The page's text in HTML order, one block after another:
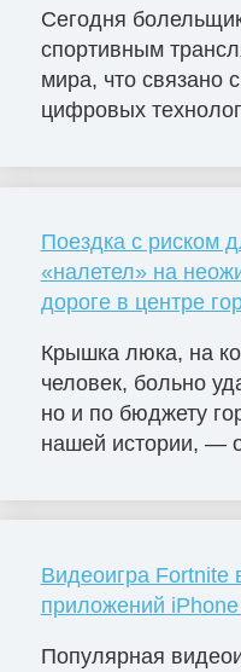
Сегодня
спортивным
мира, что связано
цифровых
Поездка с риском
«налетел» на
дороге в центре
Крышка люка, на
человек, больно
но и по бюджету
нашей истории, —
Видеоигра Fortnite
приложений
Популярная